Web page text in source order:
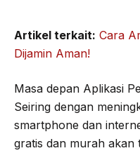
Artikel terkait: Cara
Dijamin Aman!
Masa depan Aplikasi
Seiring dengan
smartphone dan
gratis dan murah akan